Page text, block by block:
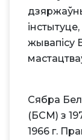
жывапісу
Сябра
(БСМ) з
1966 г.